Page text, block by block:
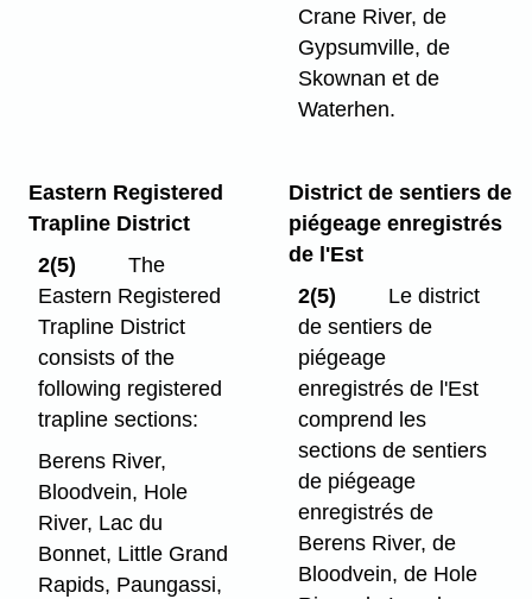
Crane River, de
Gypsumville, de
Skownan et de
Waterhen.
Eastern Registered
Trapline District
2(5)
The
Eastern Registered
Trapline District
consists of the
following registered
trapline sections:
Berens River,
Bloodvein, Hole
River, Lac du
Bonnet, Little Grand
Rapids, Paungassi,
District de sentiers de
piégeage enregistrés
de l'Est
2(5)
Le district
de sentiers de
piégeage
enregistrés de l'Est
comprend les
sections de sentiers
de piégeage
enregistrés de
Berens River, de
Bloodvein, de Hole